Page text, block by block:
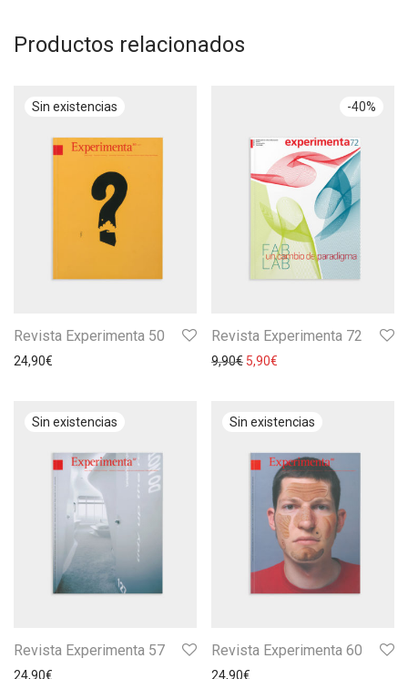
Productos relacionados
Revista Experimenta 50
24,90€
-40%
Revista Experimenta 72
9,90€ 5,90€
Revista Experimenta 57
24,90€
Revista Experimenta 60
24,90€